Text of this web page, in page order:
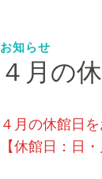
お知らせ
４月の
４月の休館日
【休館日：日・